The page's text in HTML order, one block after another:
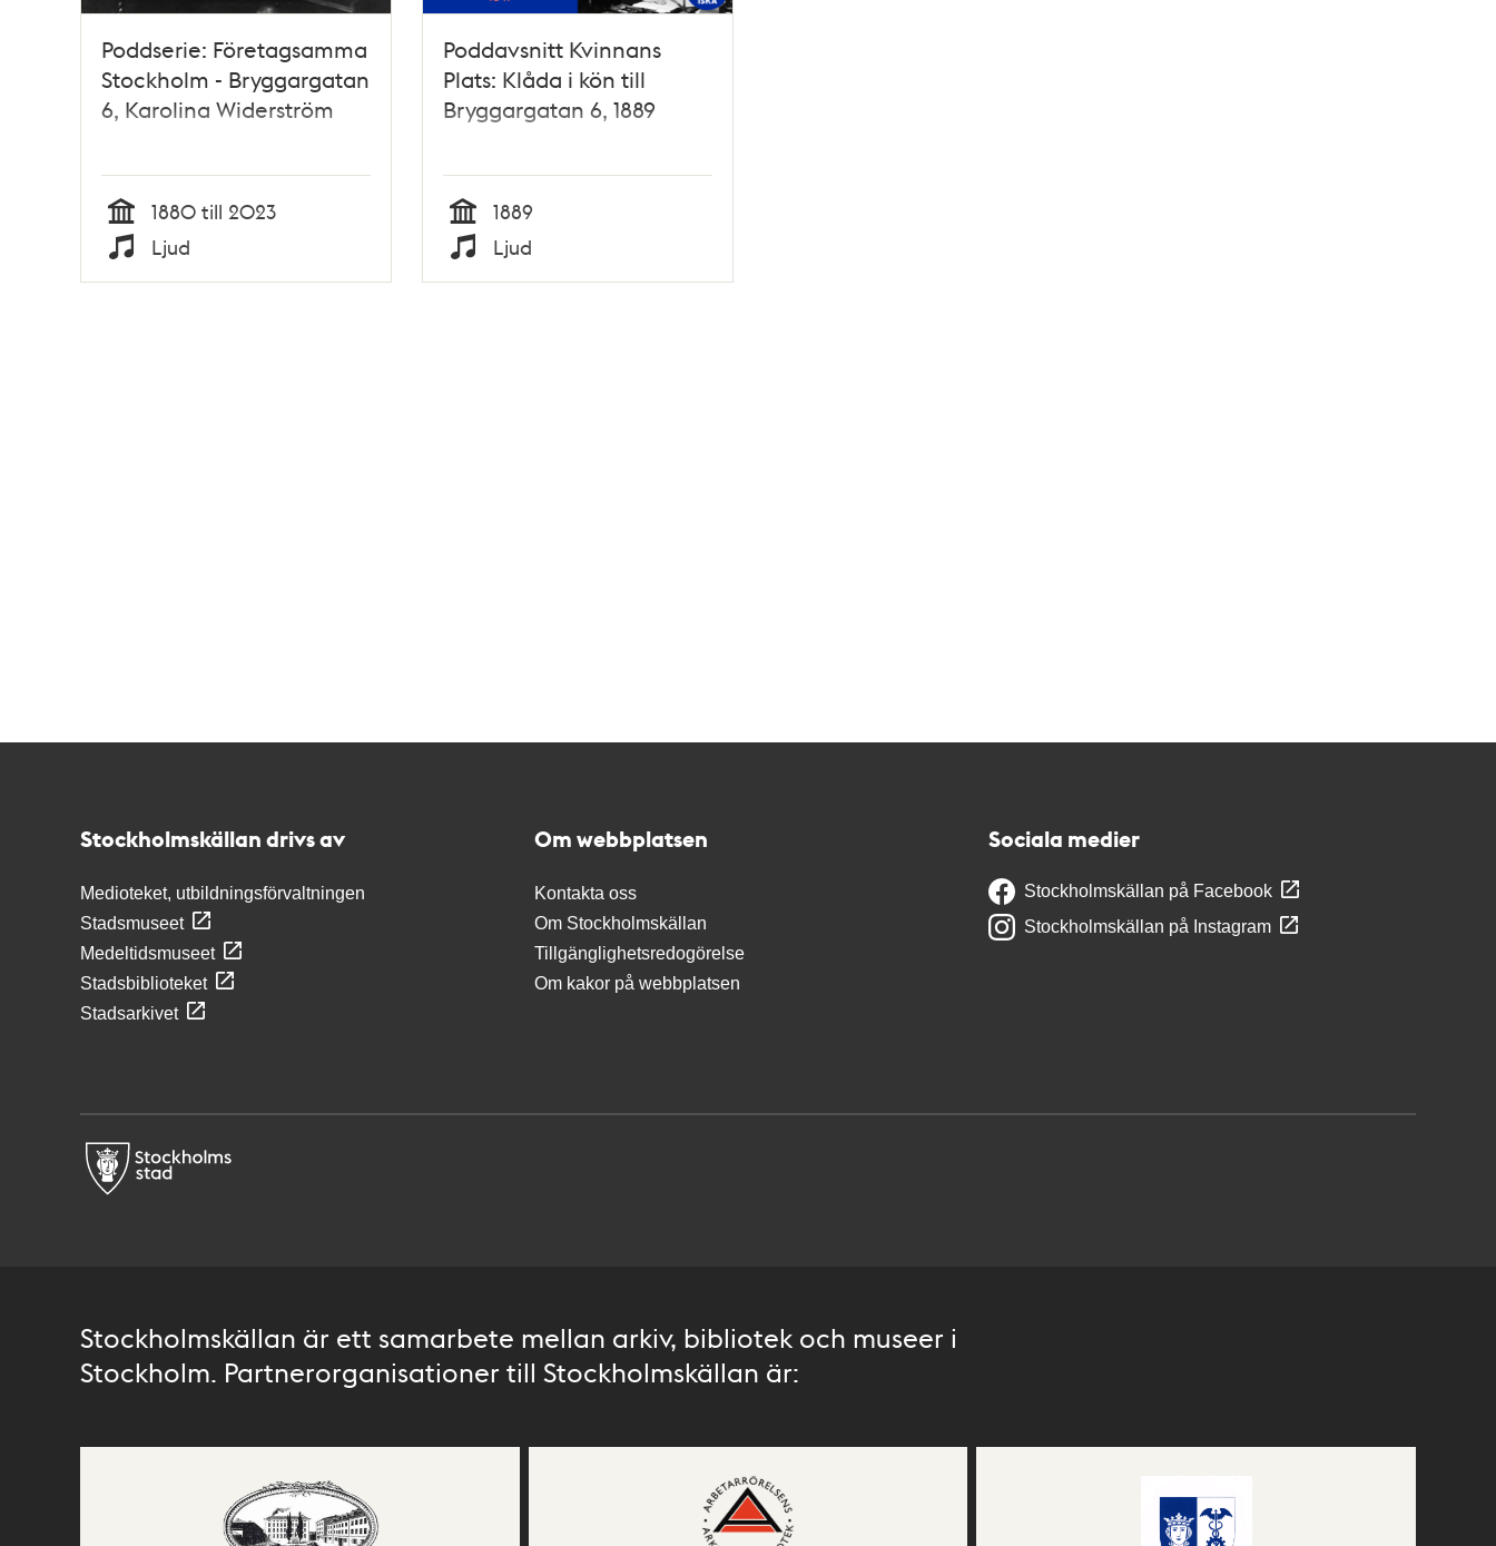
Poddserie: Företagsamma
Stockholm - Bryggargatan
6, Karolina Widerström
Tid
1880 till 2023
Typ
Ljud
Poddavsnitt Kvinnans
Plats: Klåda i kön till
Bryggargatan 6, 1889
Tid
1889
Typ
Ljud
Stockholmskällan drivs av
Medioteket, utbildningsförvaltningen
Stadsmuseet
Medeltidsmuseet
Stadsbiblioteket
Stadsarkivet
Om webbplatsen
Kontakta oss
Om Stockholmskällan
Tillgänglighetsredogörelse
Om kakor på webbplatsen
Sociala medier
Stockholmskällan på Facebook
Stockholmskällan på Instagram
Stockholmskällan är ett samarbete mellan arkiv, bibliotek och museer i
Stockholm. Partnerorganisationer till Stockholmskällan är: